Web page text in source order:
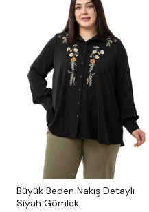
Büyük Beden Nakış Detaylı
Siyah Gömlek